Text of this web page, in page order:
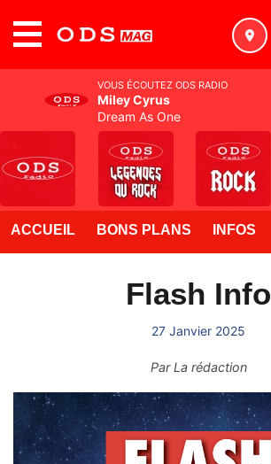
ACCUEIL BONS PLANS INFOS
Flash Info
27 Janvier 2025
ParLa rédaction
VOUS ÉCOUTEZ ODS RADIO
Miley Cyrus
Dream As One